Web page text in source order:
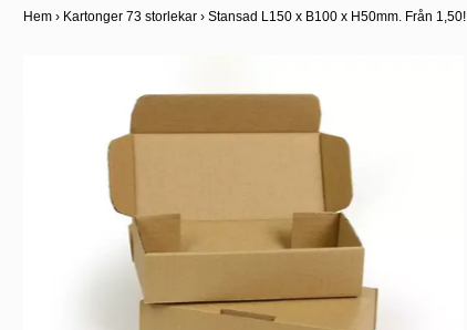
Hem › Kartonger 73 storlekar › Stansad L150 x B100 x H50mm. Från 1,50!